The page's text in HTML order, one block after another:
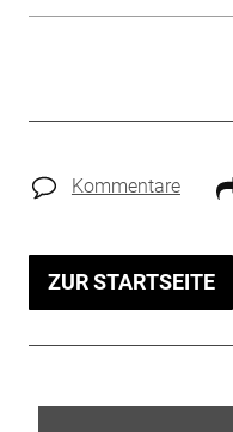
Kommentare
ZUR STARTSEITE